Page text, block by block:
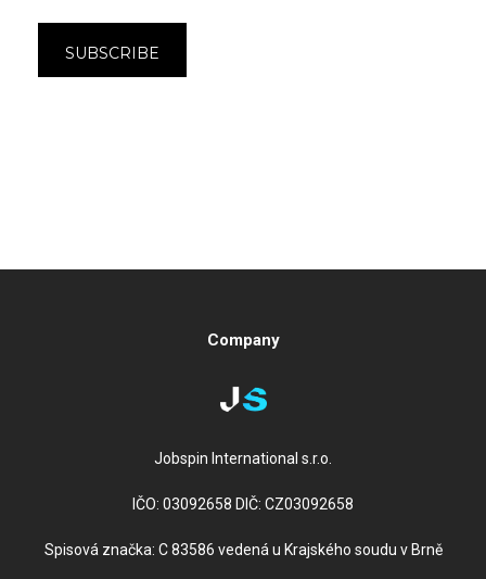
Company
Jobspin International s.r.o.
IČO: 03092658 DIČ: CZ03092658
Spisová značka: C 83586 vedená u Krajského soudu v Brně